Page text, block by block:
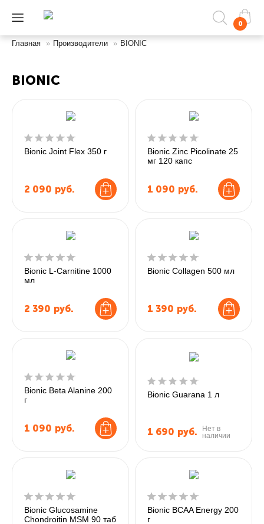
0
Главная » Производители » BIONIC
BIONIC
Bionic Joint Flex 350 г
2 090 руб.
Bionic Zinc Picolinate 25
мг 120 капс
1 090 руб.
Bionic L-Carnitine 1000
мл
2 390 руб.
Bionic Collagen 500 мл
1 390 руб.
Bionic Beta Alanine 200
г
1 090 руб.
Bionic Guarana 1 л
1 690 руб.
Нет в
наличии
Bionic Glucosamine
Chondroitin MSM 90 таб
Bionic BCAA Energy 200
г